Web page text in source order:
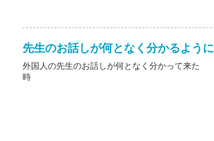
先生のお話しが何となく分かるように
外国人の先生のお話しが何となく分かって来た
時